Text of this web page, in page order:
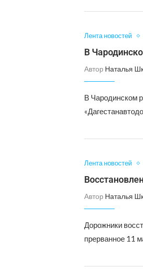
Лента новостей
В
Автор Наталья
В Чародинском
Лента новостей
Автор Наталья
Дорожники
прерванное 11